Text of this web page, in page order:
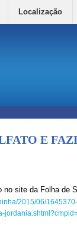
Localização
E
no site da Folha de
2015/06/